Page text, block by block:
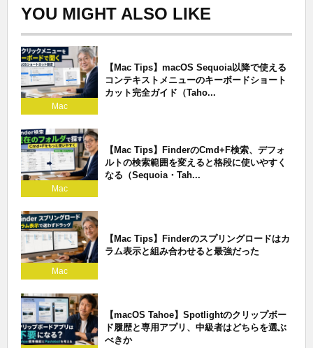
YOU MIGHT ALSO LIKE
Mac
【Mac Tips】macOS Sequoia以降で使える
コンテキストメニューのキーボードショート
カット完全ガイド（Taho...
Mac
【Mac Tips】FinderのCmd+F検索、デフォ
ルトの検索範囲を変えると格段に使いやすく
なる（Sequoia・Tah...
Mac
【Mac Tips】Finderのスプリングロードはカ
ラム表示と組み合わせると最強だった
【macOS Tahoe】Spotlightのクリップボー
ド履歴と専用アプリ、中級者はどちらを選ぶ
べきか